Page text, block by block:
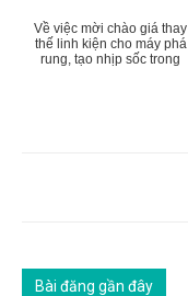
Về việc mời chào giá thay
thế linh kiện cho máy phá
rung, tạo nhịp sốc trong
Bài đăng gần đây